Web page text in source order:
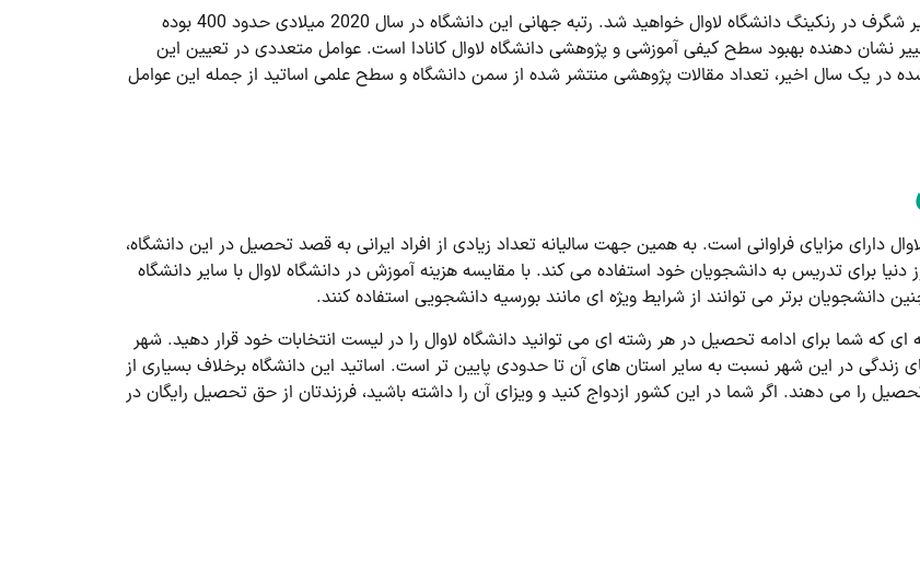
با مشاهده جدول رتبه بندی جهانی دانشگاه ها متوجه یک تغییر شگرف در رنکینگ دانشگاه لاوال خواهید شد. رتبه جهانی این دانشگاه در سال 2020 میلادی حدود 400 بوده
عدد 320 تغییر می کند. این تغییر نشان دهنده بهبود سطح کیفی آموزشی و پژوهشی دانشگاه لاوال کانادا است. عوامل متعددی در تعیین این
در یک سال اخیر، تعداد مقالات پژوهشی منتشر شده از سمن دانشگاه و سطح علمی اساتید از جمله این عوامل
دارای مزایای فراوانی است. به همین جهت سالیانه تعداد زیادی از افراد ایرانی به قصد تحصیل در این دانشگاه،
دنیا برای تدریس به دانشجویان خود استفاده می کند. با مقایسه هزینه آموزش در دانشگاه لاوال با سایر دانشگاه
برتر می توانند از شرایط ویژه ای مانند بورسیه دانشجویی استفاده کنند.
ای که شما برای ادامه تحصیل در هر رشته ای می توانید دانشگاه لاوال را در لیست انتخابات خود قرار دهید. شهر
زندگی در این شهر نسبت به سایر استان های آن تا حدودی پایین تر است. اساتید این دانشگاه برخلاف بسیاری از
را می دهند. اگر شما در این کشور ازدواج کنید و ویزای آن را داشته باشید، فرزندتان از حق تحصیل رایگان در